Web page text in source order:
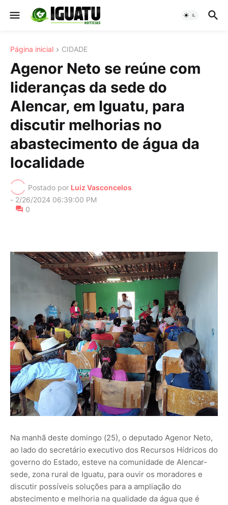
Página inicial CIDADE
Agenor Neto se reúne com
lideranças da sede do
Alencar, em Iguatu, para
discutir melhorias no
abastecimento de água da
localidade
Postado por Luiz Vasconcelos
- 2/26/2024 06:39:00 PM
0
Na manhã deste domingo (25), o deputado Agenor Neto,
ao lado do secretário executivo dos Recursos Hídricos do
governo do Estado, esteve na comunidade de Alencar-
sede, zona rural de Iguatu, para ouvir os moradores e
discutir possíveis soluções para a ampliação do
abstecimento e melhoria na qualidade da água que é